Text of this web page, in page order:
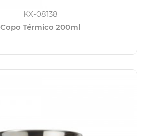
KX-08138
Copo Térmico 200ml